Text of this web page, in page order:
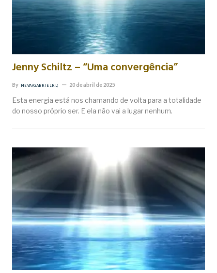
Jenny Schiltz – “Uma convergência”
By NEVA (GABRIEL RL) 20 de abril de 2025
Esta energia está nos chamando de volta para a totalidade
do nosso próprio ser. E ela não vai a lugar nenhum.